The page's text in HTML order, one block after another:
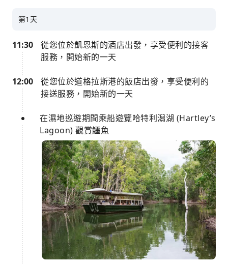
第1天
11:30
從您位於凱恩斯的酒店出發，享受便利的接客
服務，開始新的一天
12:00
從您位於道格拉斯港的飯店出發，享受便利的
接送服務，開始新的一天
在濕地巡遊期間乘船遊覽哈特利潟湖 (Hartley’s
Lagoon) 觀賞鱷魚